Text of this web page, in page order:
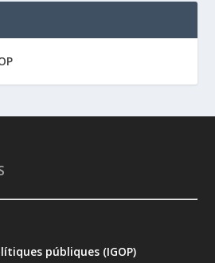
públiques (IGOP)